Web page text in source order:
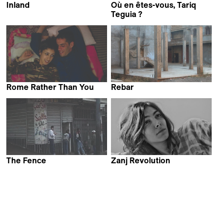
Inland
Où en êtes-vous, Tariq
Teguia ?
Rome Rather Than You
Rebar
The Fence
Zanj Revolution